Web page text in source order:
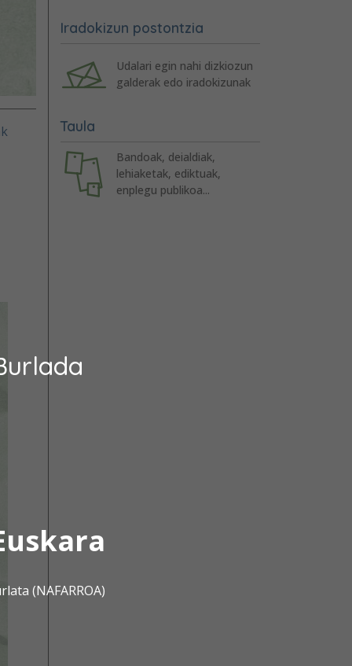
(NAFARROA)
Iradokizun postontzia
Udalari egin nahi dizkiozun
galderak edo iradokizunak
Taula
Bandoak, deialdiak,
lehiaketak, ediktuak,
enplegu publikoa...